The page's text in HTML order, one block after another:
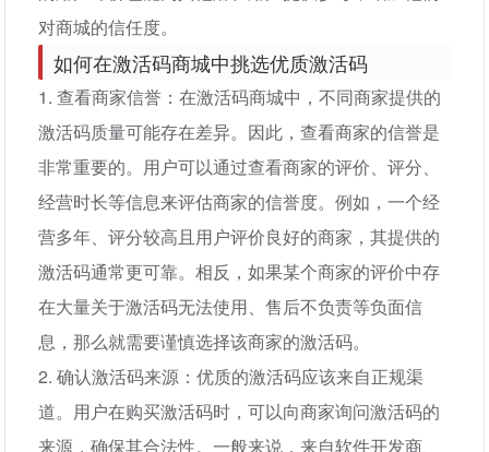
对商城的信任度。
如何在激活码商城中挑选优质激活码
1. 查看商家信誉：在激活码商城中，不同商家提供的
激活码质量可能存在差异。因此，查看商家的信誉是
非常重要的。用户可以通过查看商家的评价、评分、
经营时长等信息来评估商家的信誉度。例如，一个经
营多年、评分较高且用户评价良好的商家，其提供的
激活码通常更可靠。相反，如果某个商家的评价中存
在大量关于激活码无法使用、售后不负责等负面信
息，那么就需要谨慎选择该商家的激活码。
2. 确认激活码来源：优质的激活码应该来自正规渠
道。用户在购买激活码时，可以向商家询问激活码的
来源，确保其合法性。一般来说，来自软件开发商、